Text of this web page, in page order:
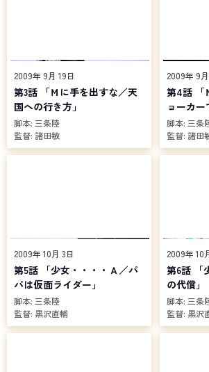
2009年 9月 19日
第3話 「Ｍに手を出すな／天
国への行き方」
脚本: 三条陸
監督: 諸田敏
2009年 9
第4話 「
ョーカー
脚本: 三条
監督: 諸田
2009年 10月 3日
第5話 「少女・・・・Ａ／パ
パは仮面ライダー」
脚本: 三条陸
監督: 黒沢直輔
2009年 10
第6話 「
の代償」
脚本: 三条
監督: 黒沢